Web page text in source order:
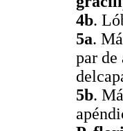
4b.
5a.
par de
5b.